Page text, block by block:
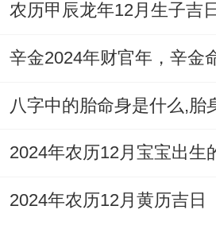
值的关注？譬如12月17日
四），此日为“天德”黄道
造动土的良机！
我跟你讲;有12月29日（冬
持，天赐祥瑞，但需注意
2024年农历12月黄历吉日